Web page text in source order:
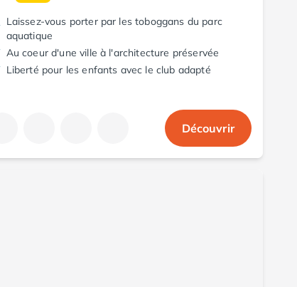
Laissez-vous porter par les toboggans du parc
aquatique
Au coeur d'une ville à l'architecture préservée
Liberté pour les enfants avec le club adapté
Découvrir